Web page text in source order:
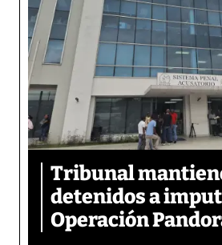
Tribunal
detenidos a
Operación